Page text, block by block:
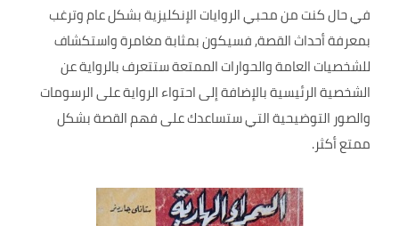
في حال كنت من محبي الروايات الإنكليزية بشكل عام وترغب
بمعرفة أحداث القصة, فسيكون بمثابة مغامرة واستكشاف
للشخصيات العامة والحوارات الممتعة ستتعرف بالرواية عن
الشخصية الرئيسية بالإضافة إلى احتواء الرواية على الرسومات
والصور التوضيحية التي ستساعدك على فهم القصة بشكل
ممتع أكثر.